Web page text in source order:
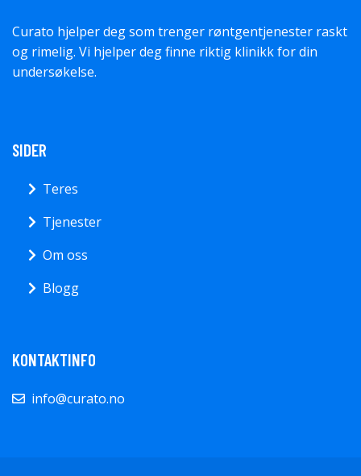
Curato hjelper deg som trenger røntgentjenester raskt
og rimelig. Vi hjelper deg finne riktig klinikk for din
undersøkelse.
SIDER
Teres
Tjenester
Om oss
Blogg
KONTAKTINFO
info@curato.no